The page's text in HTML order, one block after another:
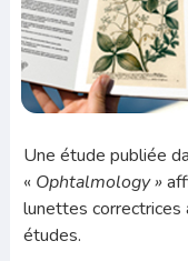
Une étude publiée
« Ophtalmology »
lunettes correctrices
études.